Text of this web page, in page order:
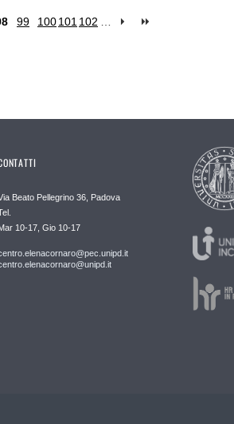
99 100101 102
Beato Pellegrino 36, Padova
10-17, Gio 10-17